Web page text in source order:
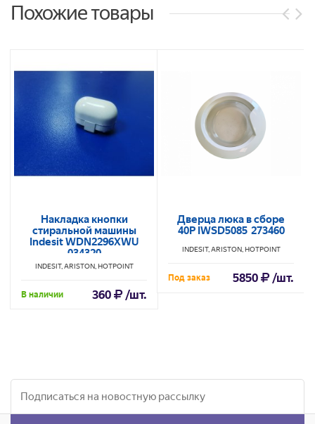
Похожие товары
Накладка кнопки
стиральной машины
Indesit WDN2296XWU
034320
INDESIT, ARISTON, HOTPOINT
В наличии 360 /шт.
Дверца люка в сборе
40P IWSD5085 273460
INDESIT, ARISTON, HOTPOINT
Под заказ 5850 /шт.